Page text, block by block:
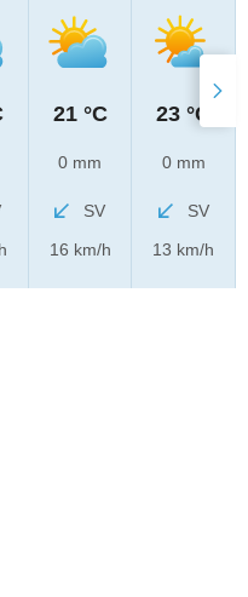
21 °C
0 mm
SV
16 km/h
23 °C
0 mm
SV
13 km/h